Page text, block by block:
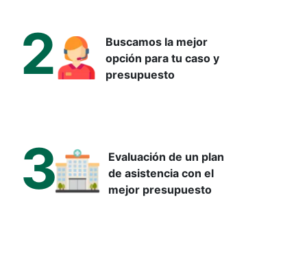
2
Buscamos la mejor
opción para tu caso y
presupuesto
3
Evaluación de un plan
de asistencia con el
mejor presupuesto